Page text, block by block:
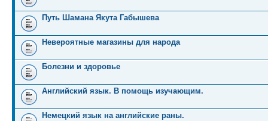
Путь Шамана Якута Габышева
Невероятные магазины для народа
Болезни и здоровье
Английский язык. В помощь изучающим.
Немецкий язык на английские раны.